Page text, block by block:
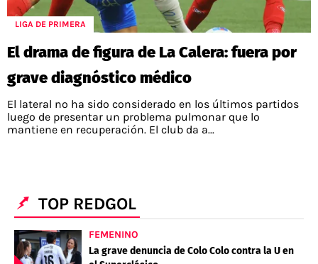
LIGA DE PRIMERA
El drama de figura de La Calera: fuera por
grave diagnóstico médico
El lateral no ha sido considerado en los últimos partidos
luego de presentar un problema pulmonar que lo
mantiene en recuperación. El club da a...
TOP REDGOL
FEMENINO
La grave denuncia de Colo Colo contra la U en